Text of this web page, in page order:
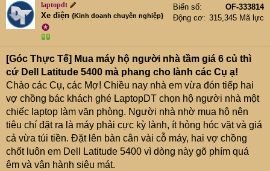
laptopdt
Xe điện {Kinh doanh chuyên nghiệp}
✪
Biển số
OF-333814
Động cơ
315,345 Mã lực
[Góc Thực Tế] Mua máy hộ người nhà tầm giá 6 củ thì
cứ Dell Latitude 5400 mà phang cho lành các Cụ ạ!
Chào các Cụ, các Mợ! Chiều nay nhà em vừa đón tiếp hai
vợ chồng bác khách ghé LaptopDT chọn hộ người nhà một
chiếc laptop làm văn phòng. Người nhà nhờ mua hộ nên
tiêu chí đặt ra là máy phải cực kỳ lành, ít hỏng hóc vặt và giá
cả vừa túi tiền. Đặt lên bàn cân vài cỗ máy, hai vợ chồng
chốt luôn em Dell Latitude 5400 vì dòng này gõ phím quá
êm và vận hành siêu mát.